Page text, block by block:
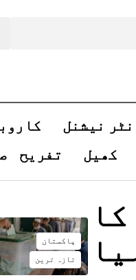
نیشنل
کھیل
تفریح
پاکستان
تازہ ترین